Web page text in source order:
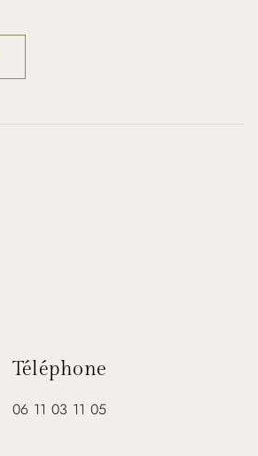
Téléphone
06 11 03 11 05